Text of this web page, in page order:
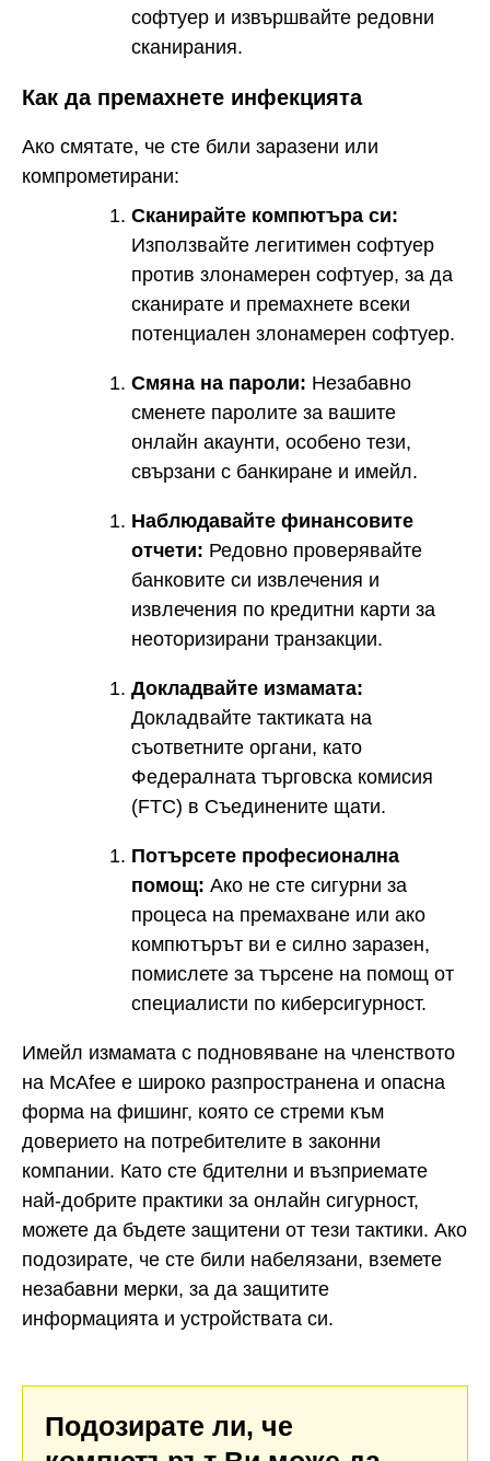
софтуер и извършвайте редовни
сканирания.
Как да премахнете инфекцията
Ако смятате, че сте били заразени или
компрометирани:
Сканирайте компютъра си:
Използвайте легитимен софтуер
против злонамерен софтуер, за да
сканирате и премахнете всеки
потенциален злонамерен софтуер.
Смяна на пароли: Незабавно
сменете паролите за вашите
онлайн акаунти, особено тези,
свързани с банкиране и имейл.
Наблюдавайте финансовите
отчети: Редовно проверявайте
банковите си извлечения и
извлечения по кредитни карти за
неоторизирани транзакции.
Докладвайте измамата:
Докладвайте тактиката на
съответните органи, като
Федералната търговска комисия
(FTC) в Съединените щати.
Потърсете професионална
помощ: Ако не сте сигурни за
процеса на премахване или ако
компютърът ви е силно заразен,
помислете за търсене на помощ от
специалисти по киберсигурност.
Имейл измамата с подновяване на членството
на McAfee е широко разпространена и опасна
форма на фишинг, която се стреми към
доверието на потребителите в законни
компании. Като сте бдителни и възприемате
най-добрите практики за онлайн сигурност,
можете да бъдете защитени от тези тактики. Ако
подозирате, че сте били набелязани, вземете
незабавни мерки, за да защитите
информацията и устройствата си.
Подозирате ли, че